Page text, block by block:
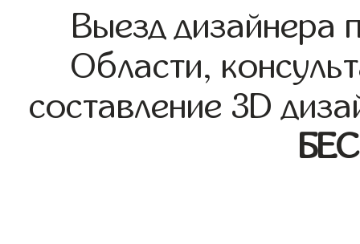
Выезд дизайнера
Области,
составление 3D